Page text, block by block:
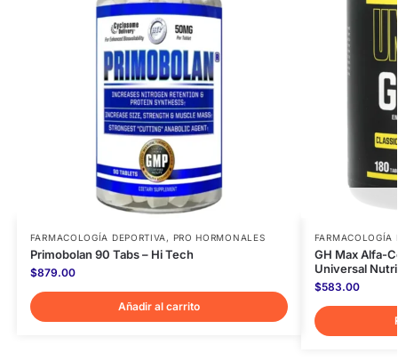
FARMACOLOGÍA DEPORTIVA , PRO HORMONALES
Primobolan 90 Tabs – Hi Tech
$879.00
Añadir al carrito
FARMACOLOGÍA
GH Max Alfa-
Universal
$583.00